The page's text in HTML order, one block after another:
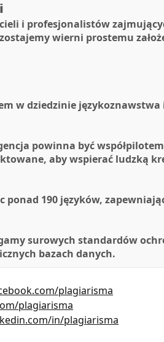
i profesjonalistów
wierni prostemu
w dziedzinie
powinna być
aby wspierać ludzką
190 języków,
surowych standardów
bazach danych.
plagiarisma
plagiarisma
in/plagiarisma